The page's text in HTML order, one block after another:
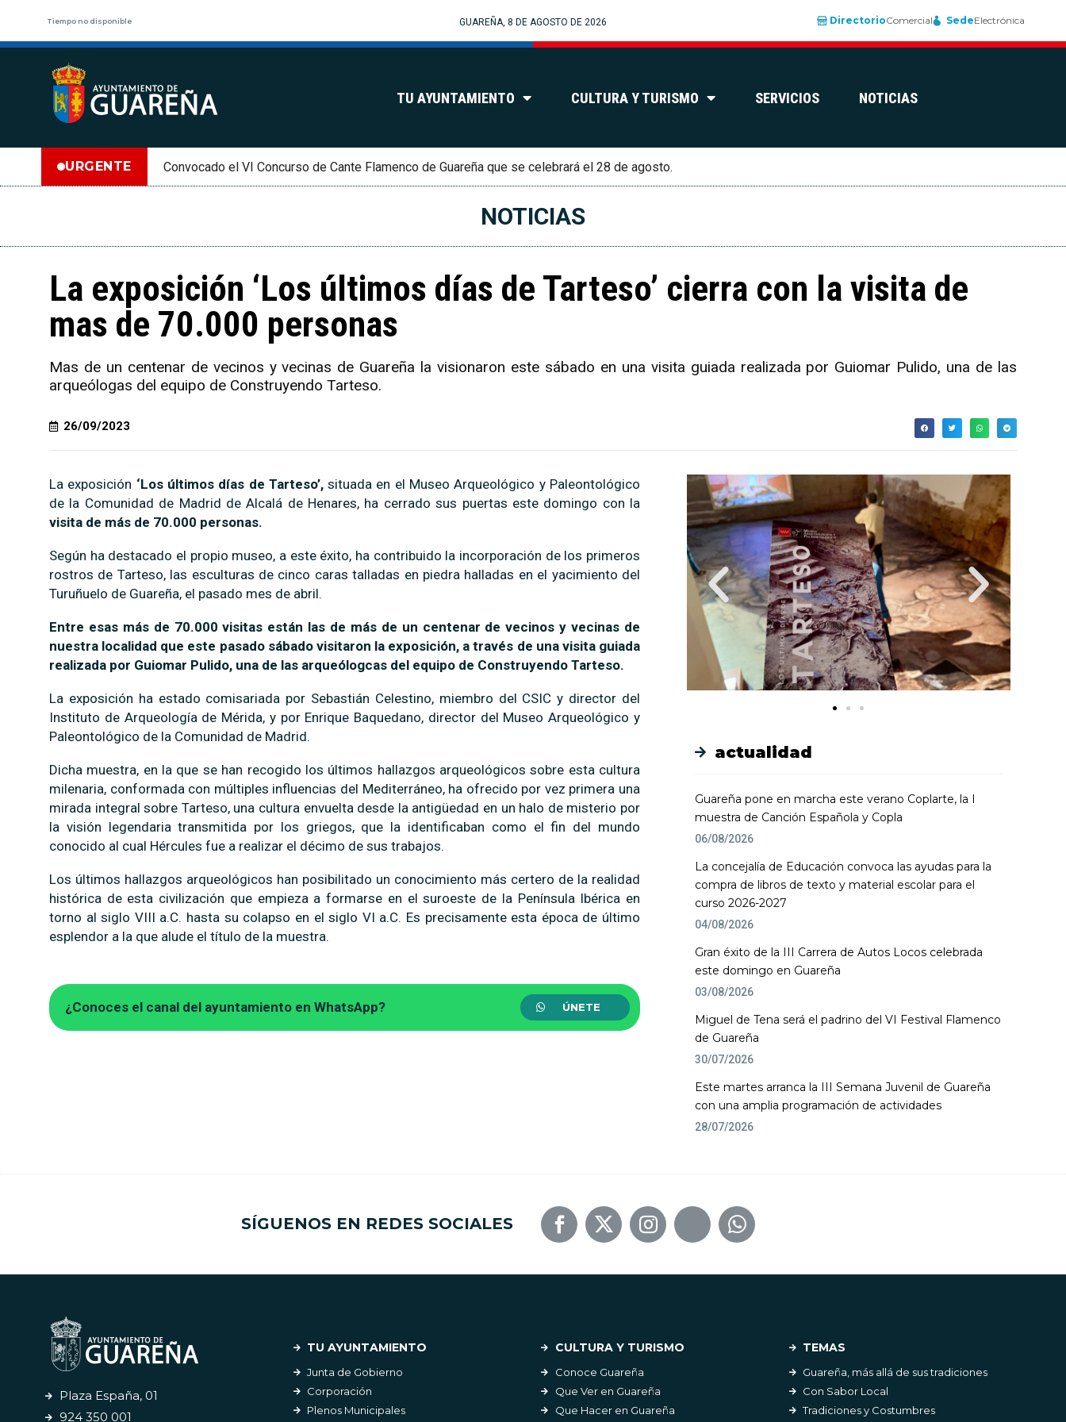
Tiempo no disponible GUAREÑA, 8 DE AGOSTO DE 2026 DirectorioComercial SedeElectrónica
TU AYUNTAMIENTO CULTURA Y TURISMO SERVICIOS NOTICIAS
URGENTE Convocado el VI Concurso de Cante Flamenco de Guareña que se celebrará el 28 de agosto.
NOTICIAS
La exposición ‘Los últimos días de Tarteso’ cierra con la visita de
mas de 70.000 personas
Mas de un centenar de vecinos y vecinas de Guareña la visionaron este sábado en una visita guiada realizada por Guiomar Pulido, una de las
arqueólogas del equipo de Construyendo Tarteso.
26/09/2023
La exposición ‘Los últimos días de Tarteso’,situada en el Museo Arqueológico y Paleontológico
de la Comunidad de Madrid de Alcalá de Henares, ha cerrado sus puertas este domingo con la
visita de más de 70.000 personas.
Según ha destacado el propio museo, a este éxito, ha contribuido la incorporación de los primeros
rostros de Tarteso, las esculturas de cinco caras talladas en piedra halladas en el yacimiento del
Turuñuelo de Guareña, el pasado mes de abril.
Entre esas más de 70.000 visitas están las de más de un centenar de vecinos y vecinas de
nuestra localidad que este pasado sábado visitaron la exposición, a través de una visita guiada
realizada por Guiomar Pulido, una de las arqueólogcas del equipo de Construyendo Tarteso.
La exposición ha estado comisariada por Sebastián Celestino, miembro del CSIC y director del
Instituto de Arqueología de Mérida, y por Enrique Baquedano, director del Museo Arqueológico y
Paleontológico de la Comunidad de Madrid.
Dicha muestra, en la que se han recogido los últimos hallazgos arqueológicos sobre esta cultura
milenaria, conformada con múltiples influencias del Mediterráneo, ha ofrecido por vez primera una
mirada integral sobre Tarteso, una cultura envuelta desde la antigüedad en un halo de misterio por
la visión legendaria transmitida por los griegos, que la identificaban como el fin del mundo
conocido al cual Hércules fue a realizar el décimo de sus trabajos.
Los últimos hallazgos arqueológicos han posibilitado un conocimiento más certero de la realidad
histórica de esta civilización que empieza a formarse en el suroeste de la Península Ibérica en
torno al siglo VIII a.C. hasta su colapso en el siglo VI a.C. Es precisamente esta época de último
esplendor a la que alude el título de la muestra.
¿Conoces el canal del ayuntamiento en WhatsApp? ÚNETE
actualidad
Guareña pone en marcha este verano Coplarte, la I
muestra de Canción Española y Copla
06/08/2026
La concejalía de Educación convoca las ayudas para la
compra de libros de texto y material escolar para el
curso 2026-2027
04/08/2026
Gran éxito de la III Carrera de Autos Locos celebrada
este domingo en Guareña
03/08/2026
Miguel de Tena será el padrino del VI Festival Flamenco
de Guareña
30/07/2026
Este martes arranca la III Semana Juvenil de Guareña
con una amplia programación de actividades
28/07/2026
SÍGUENOS EN REDES SOCIALES
Plaza España, 01
924 350 001
TU AYUNTAMIENTO
Junta de Gobierno
Corporación
Plenos Municipales
CULTURA Y TURISMO
Conoce Guareña
Que Ver en Guareña
Que Hacer en Guareña
TEMAS
Guareña, más allá de sus tradiciones
Con Sabor Local
Tradiciones y Costumbres